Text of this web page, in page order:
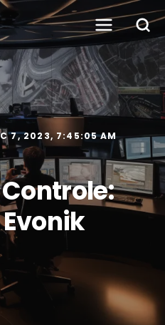
7, 2023, 7:45:05 AM